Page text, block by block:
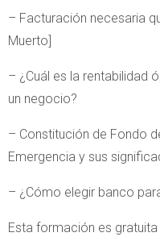
– Facturación necesaria
Muerto]
– ¿Cuál es la rentabilidad
un negocio?
– Constitución de Fondo
Emergencia y sus
– ¿Cómo elegir banco
Esta formación es